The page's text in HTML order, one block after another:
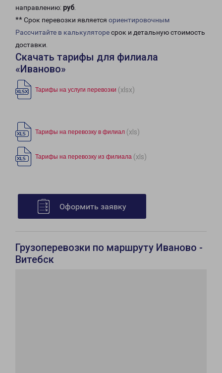
направлению: руб.
** Срок перевозки является ориентировочным
Рассчитайте в калькуляторесрок и детальную стоимость
доставки.
Скачать тарифы для филиала
«Иваново»
Тарифы на услуги перевозки (xlsx)
Тарифы на перевозку в филиал (xls)
Тарифы на перевозку из филиала (xls)
Оформить заявку
Грузоперевозки по маршруту Иваново -
Витебск